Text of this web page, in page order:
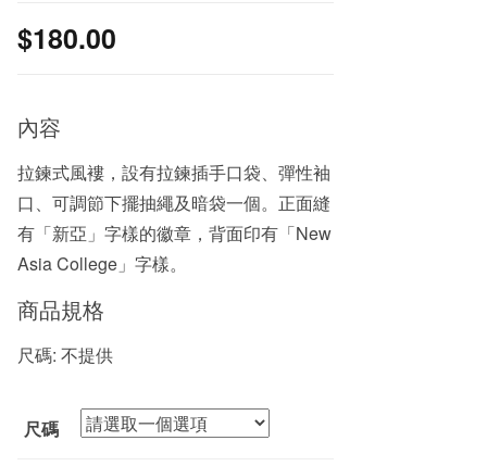
$180.00
內容
拉鍊式風褸，設有拉鍊插手口袋、彈性袖
口、可調節下擺抽繩及暗袋一個。正面縫
有「新亞」字樣的徽章，背面印有「New
Asia College」字樣。
商品規格
尺碼: 不提供
尺碼